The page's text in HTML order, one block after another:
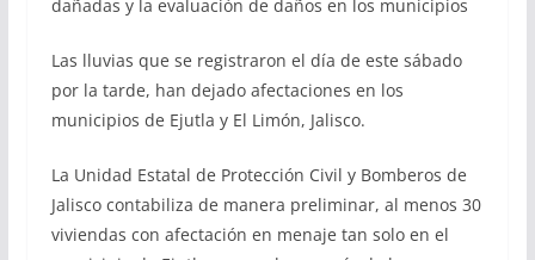
dañadas y la evaluación de daños en los municipios
Las lluvias que se registraron el día de este sábado
por la tarde, han dejado afectaciones en los
municipios de Ejutla y El Limón, Jalisco.
La Unidad Estatal de Protección Civil y Bomberos de
Jalisco contabiliza de manera preliminar, al menos 30
viviendas con afectación en menaje tan solo en el